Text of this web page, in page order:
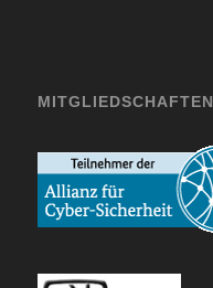
MITGLIEDSCHAFTEN